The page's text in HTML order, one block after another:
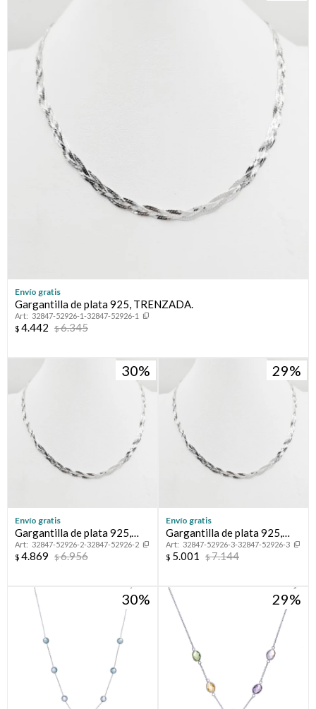
Envío gratis
Gargantilla de plata 925, TRENZADA.
32847-52926-1-32847-52926-1
$ 4.442 $6.345
30
Envío gratis
Gargantilla de plata 925,
TRENZADA.
32847-52926-2-32847-52926-2
$ 4.869 $6.956
29
Envío gratis
Gargantilla de plata 925,
TRENZADA.
32847-52926-3-32847-52926-3
$ 5.001 $7.144
30 29